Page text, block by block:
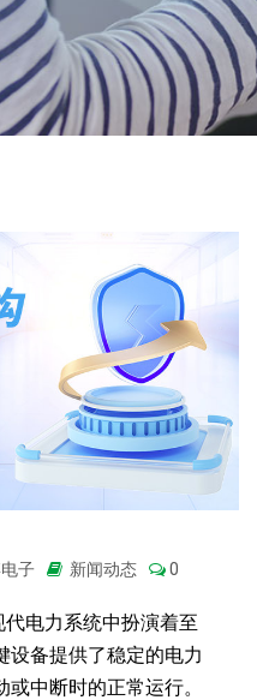
子 新闻动态 0
电力系统中扮演着至
设备提供了稳定的电力
中断时的正常运行。